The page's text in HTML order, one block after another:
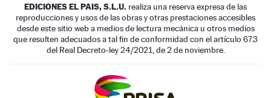
EDICIONES EL PAIS, S.L.U. realiza una reserva expresa de las
reproducciones y usos de las obras y otras prestaciones accesibles
desde este sitio web a medios de lectura mecánica u otros medios
que resulten adecuados a tal fin de conformidad con el artículo 67.3
del Real Decreto-ley 24/2021, de 2 de noviembre.